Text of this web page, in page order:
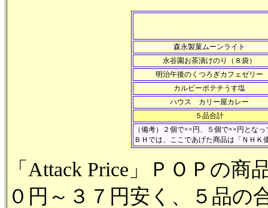
森永製菓ムーンライト
永谷園お茶漬けのり（８袋）
明治午後のくつろぎカフェゼリー
カルビーポテチうす塩
ハウス カリー屋カレー
５品合計
（備考）２個で××円、５個で××円とな
ＢＨでは、ここであげた商品は「ＮＨ
「Attack Price」ＰＯＰの
０円～３７円安く、５品の